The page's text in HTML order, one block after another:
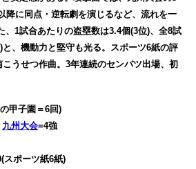
降に同点・逆転劇を演じるなど、流れを一
、1試合あたりの盗塁数は3.4個(3位)、全8試
、機動力と堅守も光る。スポーツ6紙の評
うせつ作曲。3年連続のセンバツ出場、初
甲子園＝6回)
九州大会=4強
スポーツ紙6紙)